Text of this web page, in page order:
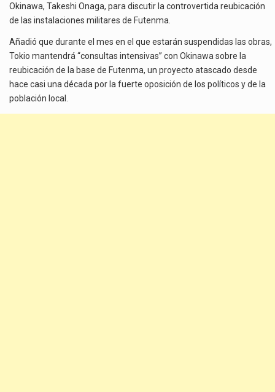
Okinawa, Takeshi Onaga, para discutir la controvertida reubicación
de las instalaciones militares de Futenma.
Añadió que durante el mes en el que estarán suspendidas las obras,
Tokio mantendrá “consultas intensivas” con Okinawa sobre la
reubicación de la base de Futenma, un proyecto atascado desde
hace casi una década por la fuerte oposición de los políticos y de la
población local.